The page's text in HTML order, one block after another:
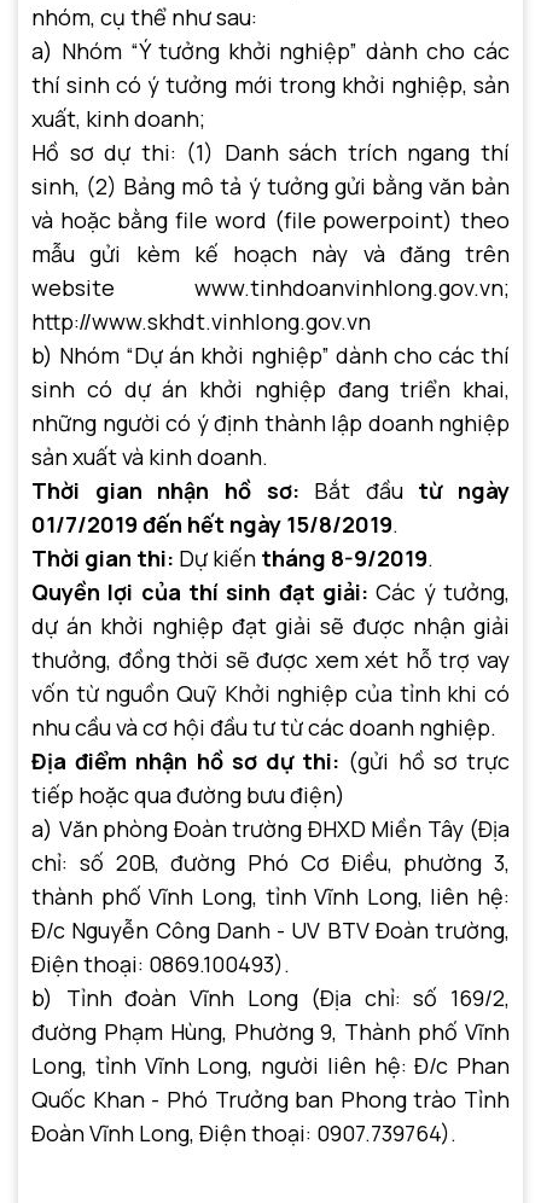
nhóm, cụ thể như sau:
a) Nhóm “Ý tưởng khởi nghiệp” dành cho các
thí sinh có ý tưởng mới trong khởi nghiệp, sản
xuất, kinh doanh;
Hồ sơ dự thi: (1) Danh sách trích ngang thí
sinh, (2) Bảng mô tả ý tưởng gửi bằng văn bản
và hoặc bằng file word (file powerpoint) theo
mẫu gửi kèm kế hoạch này và đăng trên
website www.tinhdoanvinhlong.gov.vn;
http://www.skhdt.vinhlong.gov.vn
b) Nhóm “Dự án khởi nghiệp” dành cho các thí
sinh có dự án khởi nghiệp đang triển khai,
những người có ý định thành lập doanh nghiệp
sản xuất và kinh doanh.
Thời gian nhận hồ sơ: Bắt đầu từ ngày
01/7/2019 đến hết ngày 15/8/2019.
Thời gian thi: Dự kiến tháng 8-9/2019.
Quyền lợi của thí sinh đạt giải: Các ý tưởng,
dự án khởi nghiệp đạt giải sẽ được nhận giải
thưởng, đồng thời sẽ được xem xét hỗ trợ vay
vốn từ nguồn Quỹ Khởi nghiệp của tỉnh khi có
nhu cầu và cơ hội đầu tư từ các doanh nghiệp.
Địa điểm nhận hồ sơ dự thi: (gửi hồ sơ trực
tiếp hoặc qua đường bưu điện)
a) Văn phòng Đoàn trường ĐHXD Miền Tây (Địa
chỉ: số 20B, đường Phó Cơ Điều, phường 3,
thành phố Vĩnh Long, tỉnh Vĩnh Long, liên hệ:
Đ/c Nguyễn Công Danh - UV BTV Đoàn trường,
Điện thoại: 0869.100493).
b) Tỉnh đoàn Vĩnh Long (Địa chỉ: số 169/2,
đường Phạm Hùng, Phường 9, Thành phố Vĩnh
Long, tỉnh Vĩnh Long, người liên hệ: Đ/c Phan
Quốc Khan - Phó Trưởng ban Phong trào Tỉnh
Đoàn Vĩnh Long, Điện thoại: 0907.739764).